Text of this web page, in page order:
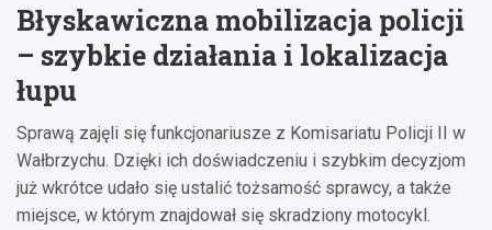
Błyskawiczna mobilizacja policji
– szybkie działania i lokalizacja
łupu
Sprawą zajęli się funkcjonariusze z Komisariatu Policji II w
Wałbrzychu. Dzięki ich doświadczeniu i szybkim decyzjom
już wkrótce udało się ustalić tożsamość sprawcy, a także
miejsce, w którym znajdował się skradziony motocykl.